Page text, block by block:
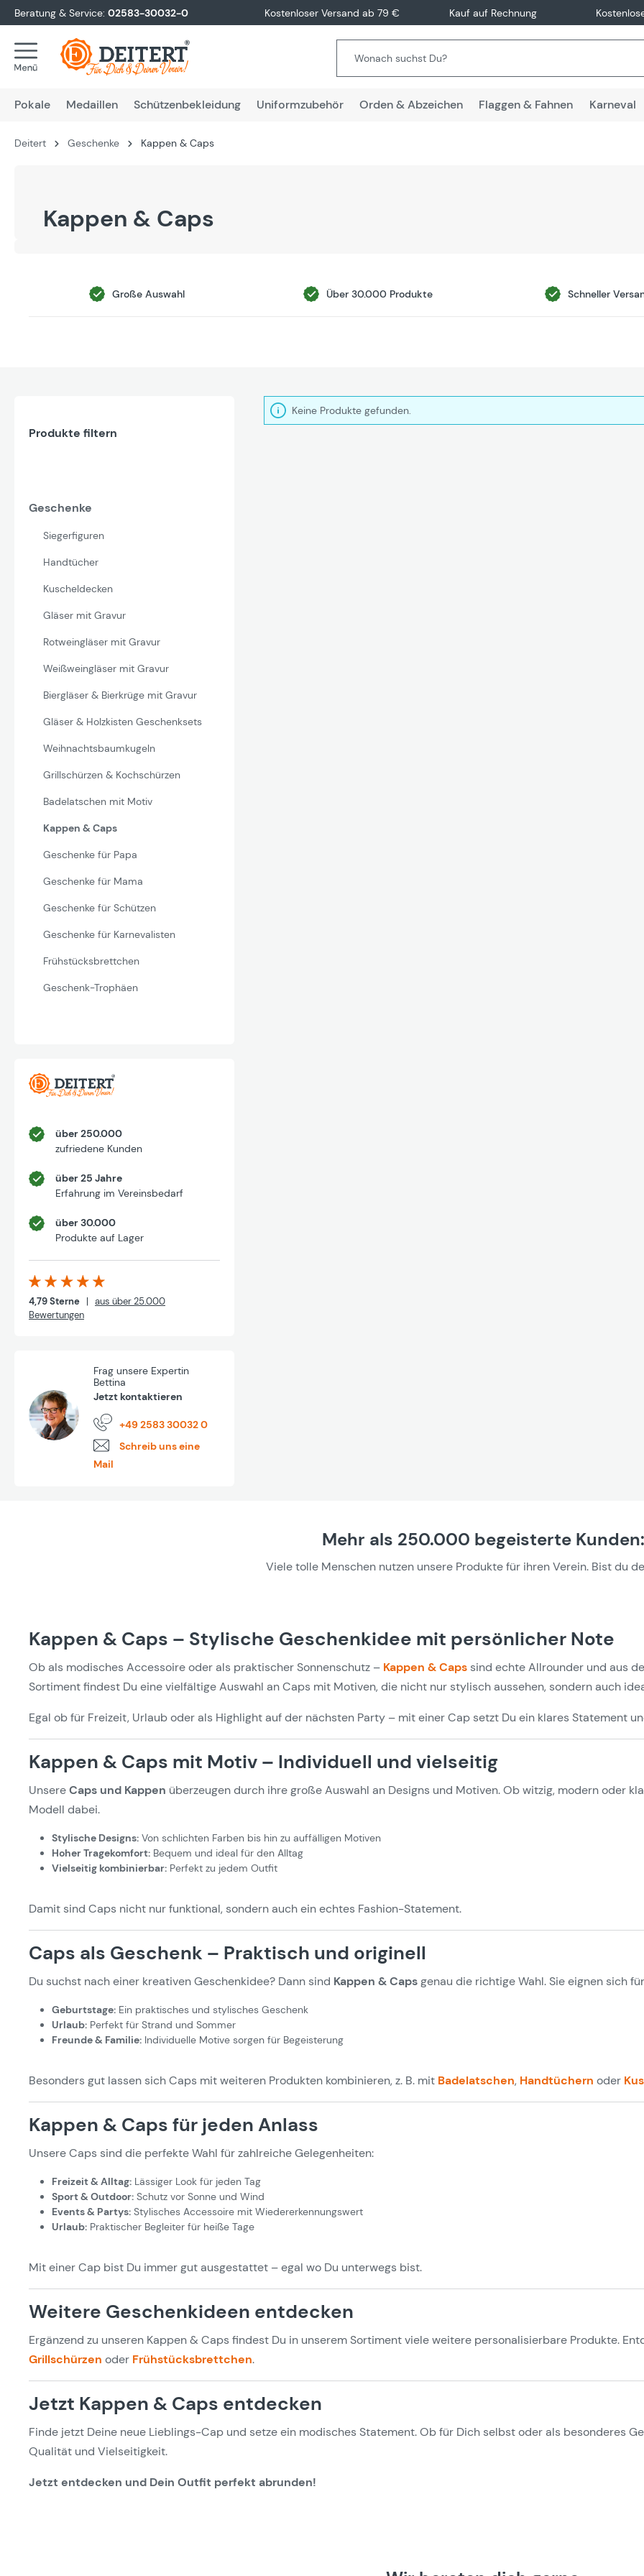
Zur Hauptnavigation springen
Beratung & Service: 02583-30032-0 Kostenloser Versand ab 79 € Kauf auf Rechnung
Pokale Medaillen Schützenbekleidung Uniformzubehör Orden & Abzeichen Flaggen & Fahnen Karneval
Deitert Geschenke Kappen & Caps
Kappen & Caps
Große Auswahl Über 30.000 Produkte Schneller
Produkte filtern
Geschenke
Siegerfiguren
Handtücher
Kuscheldecken
Gläser mit Gravur
Rotweingläser mit Gravur
Weißweingläser mit Gravur
Biergläser & Bierkrüge mit Gravur
Gläser & Holzkisten Geschenksets
Weihnachtsbaumkugeln
Grillschürzen & Kochschürzen
Badelatschen mit Motiv
Kappen & Caps
Geschenke für Papa
Geschenke für Mama
Geschenke für Schützen
Geschenke für Karnevalisten
Frühstücksbrettchen
Geschenk-Trophäen
über 250.000
zufriedene Kunden
über 25 Jahre
Erfahrung im Vereinsbedarf
über 30.000
Produkte auf Lager
4,79 Sterne | aus über 25.000
Bewertungen
Frag unsere Expertin
Bettina
Jetzt kontaktieren
+49 2583 30032 0
Schreib uns eine
Mail
Keine Produkte gefunden.
Mehr als 250.000 begeisterte Kunden:
Viele tolle Menschen nutzen unsere Produkte für ihren Verein. Bist du
Kappen & Caps – Stylische Geschenkidee mit persönlicher Note
Ob als modisches Accessoire oder als praktischer Sonnenschutz – Kappen & Caps sind echte Allrounder und aus
Sortiment findest Du eine vielfältige Auswahl an Caps mit Motiven, die nicht nur stylisch aussehen, sondern auch
Egal ob für Freizeit, Urlaub oder als Highlight auf der nächsten Party – mit einer Cap setzt Du ein klares Statement
Kappen & Caps mit Motiv – Individuell und vielseitig
UnsereCaps und Kappen überzeugen durch ihre große Auswahl an Designs und Motiven. Ob witzig, modern oder
Modell dabei.
Stylische Designs: Von schlichten Farben bis hin zu auffälligen Motiven
Hoher Tragekomfort: Bequem und ideal für den Alltag
Vielseitig kombinierbar: Perfekt zu jedem Outfit
Damit sind Caps nicht nur funktional, sondern auch ein echtes Fashion-Statement.
Caps als Geschenk – Praktisch und originell
Du suchst nach einer kreativen Geschenkidee? Dann sind Kappen & Capsgenau die richtige Wahl. Sie eignen sich
Geburtstage: Ein praktisches und stylisches Geschenk
Urlaub: Perfekt für Strand und Sommer
Freunde & Familie: Individuelle Motive sorgen für Begeisterung
Besonders gut lassen sich Caps mit weiteren Produkten kombinieren, z. B. mit Badelatschen, Handtüchern oder
Kappen & Caps für jeden Anlass
Unsere Caps sind die perfekte Wahl für zahlreiche Gelegenheiten:
Freizeit & Alltag: Lässiger Look für jeden Tag
Sport & Outdoor: Schutz vor Sonne und Wind
Events & Partys: Stylisches Accessoire mit Wiedererkennungswert
Urlaub: Praktischer Begleiter für heiße Tage
Mit einer Cap bist Du immer gut ausgestattet – egal wo Du unterwegs bist.
Weitere Geschenkideen entdecken
Ergänzend zu unseren Kappen & Caps findest Du in unserem Sortiment viele weitere personalisierbare Produkte.
Grillschürzen oder Frühstücksbrettchen.
Jetzt Kappen & Caps entdecken
Finde jetzt Deine neue Lieblings-Cap und setze ein modisches Statement. Ob für Dich selbst oder als besonderes
Qualität und Vielseitigkeit.
Jetzt entdecken und Dein Outfit perfekt abrunden!